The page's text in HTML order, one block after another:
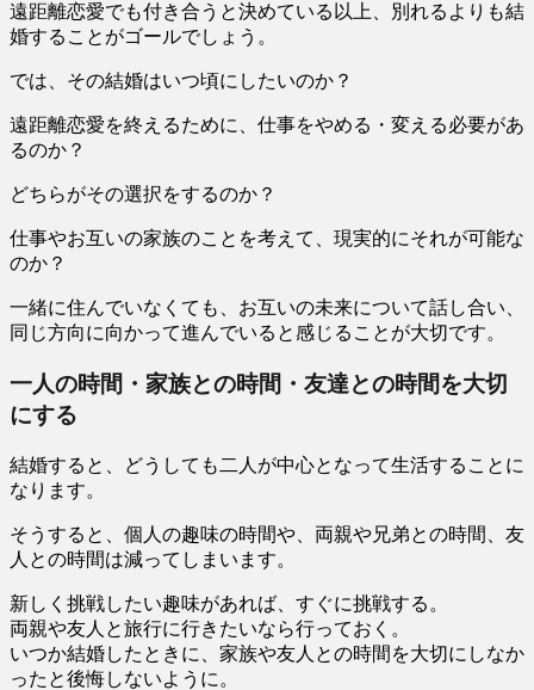
遠距離恋愛でも付き合うと決めている以上、別れるよりも結
婚することがゴールでしょう。
では、その結婚はいつ頃にしたいのか？
遠距離恋愛を終えるために、仕事をやめる・変える必要があ
るのか？
どちらがその選択をするのか？
仕事やお互いの家族のことを考えて、現実的にそれが可能な
のか？
一緒に住んでいなくても、お互いの未来について話し合い、
同じ方向に向かって進んでいると感じることが大切です。
一人の時間・家族との時間・友達との時間を大切
にする
結婚すると、どうしても二人が中心となって生活することに
なります。
そうすると、個人の趣味の時間や、両親や兄弟との時間、友
人との時間は減ってしまいます。
新しく挑戦したい趣味があれば、すぐに挑戦する。
両親や友人と旅行に行きたいなら行っておく。
いつか結婚したときに、家族や友人との時間を大切にしなか
ったと後悔しないように。